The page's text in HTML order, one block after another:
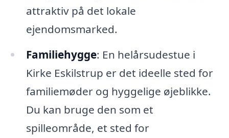
attraktiv på det lokale
ejendomsmarked.
Familiehygge: En helårsudestue i
Kirke Eskilstrup er det ideelle sted for
familiemøder og hyggelige øjeblikke.
Du kan bruge den som et
spilleområde, et sted for